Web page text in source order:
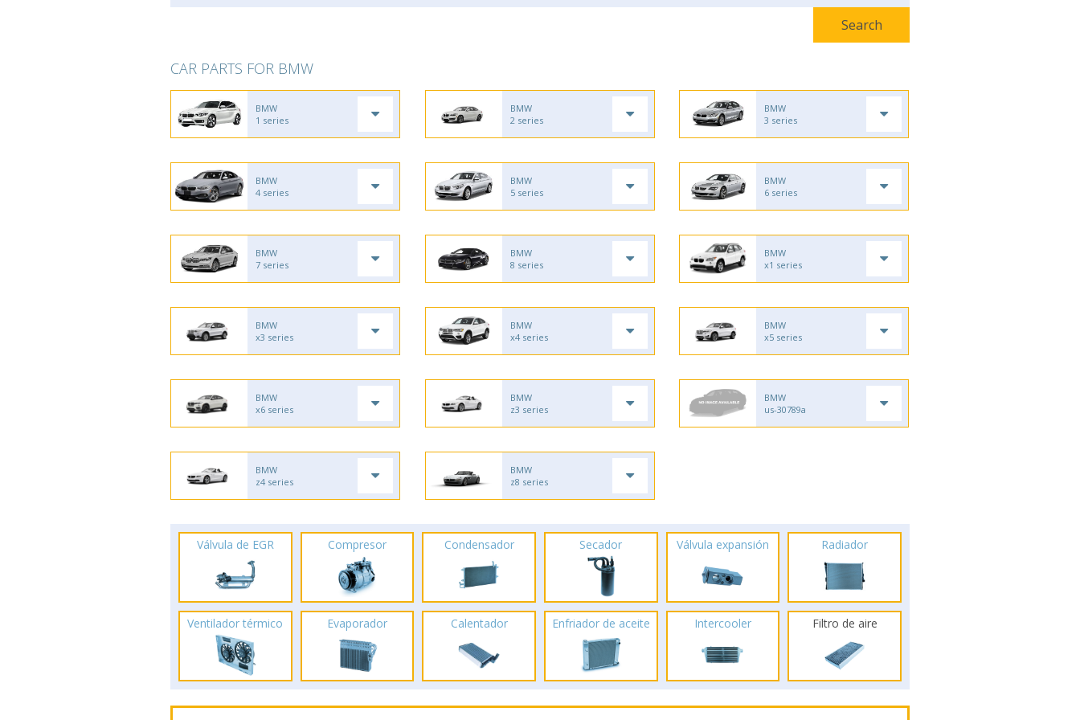
CAR PARTS FOR BMW
BMW
1 series
BMW
2 series
BMW
3 series
BMW
4 series
BMW
5 series
BMW
6 series
BMW
7 series
BMW
8 series
BMW
x1 series
BMW
x3 series
BMW
x4 series
BMW
x5 series
BMW
x6 series
BMW
z3 series
BMW
us-30789a
BMW
z4 series
BMW
z8 series
Válvula de EGR Compresor Condensador Secador Válvula expansión Radiador
Ventilador térmico Evaporador Calentador Enfriador de aceite Intercooler Filtro de aire